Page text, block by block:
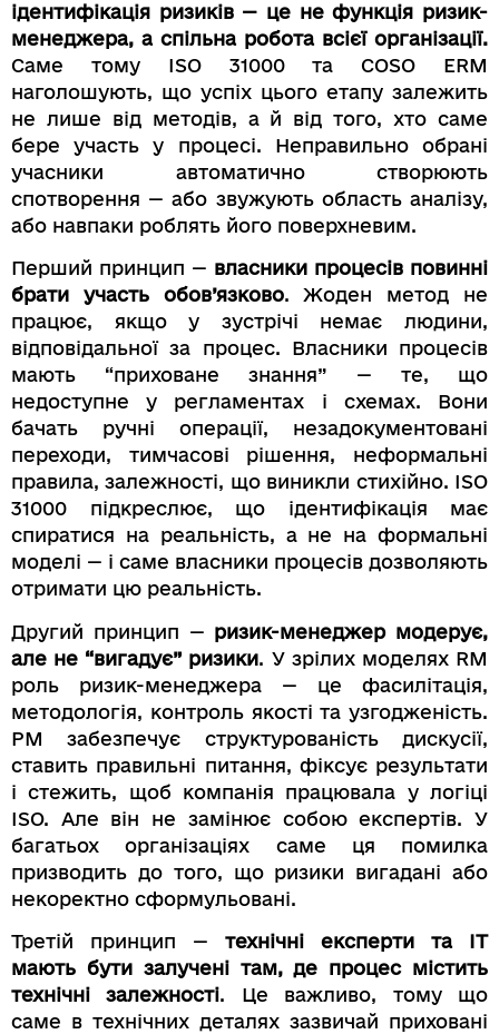
ідентифікація ризиків — це не функція ризик-
менеджера, а спільна робота всієї організації.
Саме тому ISO 31000 та COSO ERM
наголошують, що успіх цього етапу залежить
не лише від методів, а й від того, хто саме
бере участь у процесі. Неправильно обрані
учасники автоматично створюють
спотворення — або звужують область аналізу,
або навпаки роблять його поверхневим.
Перший принцип — власники процесів повинні
брати участь обов’язково. Жоден метод не
працює, якщо у зустрічі немає людини,
відповідальної за процес. Власники процесів
мають “приховане знання” — те, що
недоступне у регламентах і схемах. Вони
бачать ручні операції, незадокументовані
переходи, тимчасові рішення, неформальні
правила, залежності, що виникли стихійно. ISO
31000 підкреслює, що ідентифікація має
спиратися на реальність, а не на формальні
моделі — і саме власники процесів дозволяють
отримати цю реальність.
Другий принцип — ризик-менеджер модерує,
але не “вигадує” ризики. У зрілих моделях RM
роль ризик-менеджера — це фасилітація,
методологія, контроль якості та узгодженість.
РМ забезпечує структурованість дискусії,
ставить правильні питання, фіксує результати
і стежить, щоб компанія працювала у логіці
ISO. Але він не замінює собою експертів. У
багатьох організаціях саме ця помилка
призводить до того, що ризики вигадані або
некоректно сформульовані.
Третій принцип — технічні експерти та ІТ
мають бути залучені там, де процес містить
технічні залежності. Це важливо, тому що
саме в технічних деталях зазвичай приховані